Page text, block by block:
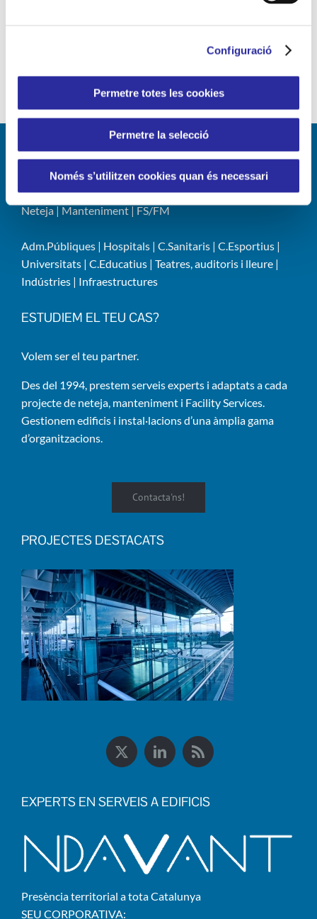
Configuració
Permetre totes les cookies
Permetre la selecció
Només s’utilitzen cookies quan és necessari
LÍNIES DE NEGOCI
Neteja|Manteniment|FS/FM
Adm.Públiques | Hospitals | C.Sanitaris | C.Esportius |
Universitats | C.Educatius | Teatres, auditoris i lleure |
Indústries | Infraestructures
ESTUDIEM EL TEU CAS?
Volem ser el teu partner.
Des del 1994, prestem serveis experts i adaptats a cada
projecte de neteja, manteniment i Facility Services.
Gestionem edificis i instal·lacions d’una àmplia gama
d’organitzacions.
Contacta'ns!
PROJECTES DESTACATS
EXPERTS EN SERVEIS A EDIFICIS
Presència territorial a tota Catalunya
SEU CORPORATIVA: